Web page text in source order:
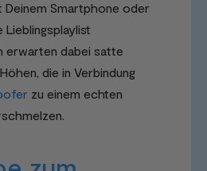
Deinem Smartphone oder
Lieblingsplaylist
erwarten dabei satte
die in Verbindung
zu einem echten